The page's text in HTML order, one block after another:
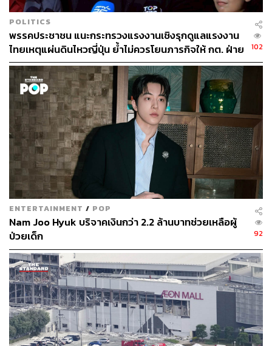
POLITICS
พรรคประชาชน แนะกระทรวงแรงงานเชิงรุกดูแลแรงงาน
ไทยเหตุแผ่นดินไหวญี่ปุ่น ย้ำไม่ควรโยนภารกิจให้ กต. ฝ่าย
เดียว
102
ENTERTAINMENT / POP
Nam Joo Hyuk บริจาคเงินกว่า 2.2 ล้านบาทช่วยเหลือผู้
ป่วยเด็ก
92